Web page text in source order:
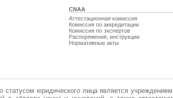
CNAA
Аттестационная комиссия
Комиссия по аккредитации
Комиссия по экспертов
Распоряжения, инструкции
Нормативные акты
юридического лица является учреждением